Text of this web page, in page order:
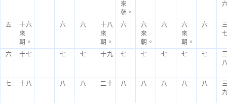
來
朝。
五
十六
來
朝。
六 六
十八
來
朝。
六
六
來
朝。
六
六
來
朝。
六
六 十七 七 七 十九 七 七 七 七 七
七 十八 八 八 二十 八 八 八 八 八